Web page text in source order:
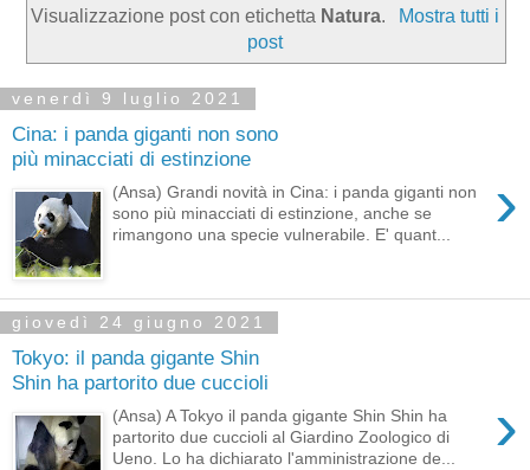
Visualizzazione post con etichetta Natura.
Mostra tutti i
post
venerdì 9 luglio 2021
Cina: i panda giganti non sono
più minacciati di estinzione
›
(Ansa) Grandi novità in Cina: i panda giganti non
sono più minacciati di estinzione, anche se
rimangono una specie vulnerabile. E' quant...
giovedì 24 giugno 2021
Tokyo: il panda gigante Shin
Shin ha partorito due cuccioli
›
(Ansa) A Tokyo il panda gigante Shin Shin ha
partorito due cuccioli al Giardino Zoologico di
Ueno. Lo ha dichiarato l'amministrazione de...